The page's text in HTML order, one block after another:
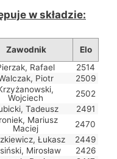
w składzie:
Zawodnik Elo
Rafael
2514
Piotr
2509
Wojciech
2502
Tadeusz
2491
Mariusz
Maciej
2470
Łukasz
2449
Mirosław
2426